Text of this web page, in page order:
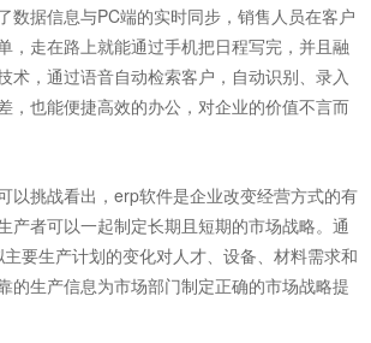
数据信息与PC端的实时同步，销售人员在客户
，走在路上就能通过手机把日程写完，并且融
术，通过语音自动检索客户，自动识别、录入
，也能便捷高效的办公，对企业的价值不言而
挑战看出，erp软件是企业改变经营方式的有
产者可以一起制定长期且短期的市场战略。通
要生产计划的变化对人才、设备、材料需求和
的生产信息为市场部门制定正确的市场战略提